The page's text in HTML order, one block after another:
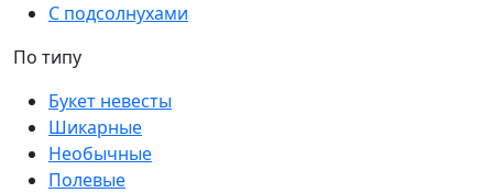
С подсолнухами
По типу
Букет невесты
Шикарные
Необычные
Полевые